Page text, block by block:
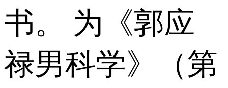
书。 为《郭应
禄男科学》（第